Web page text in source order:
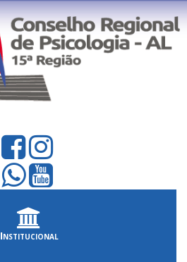
Institucional